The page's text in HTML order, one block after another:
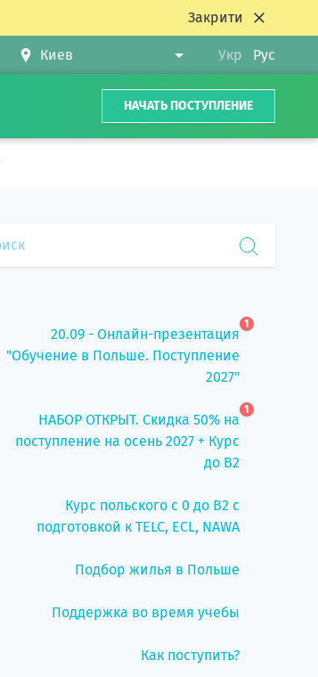
Закрити
Укр Рус
НАЧАТЬ ПОСТУПЛЕНИЕ
20.09 - Онлайн-презентация
"Обучение в Польше. Поступление
2027"
1
НАБОР ОТКРЫТ. Скидка 50% на
поступление на осень 2027 + Курс
до B2
1
Курс польского с 0 до B2 с
подготовкой к TELC, ECL, NAWA
Подбор жилья в Польше
Поддержка во время учебы
Как поступить?